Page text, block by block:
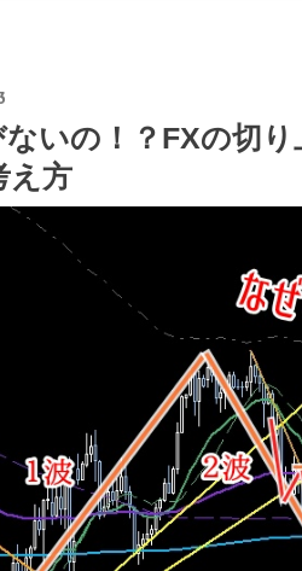
いの！？FXの切
え方